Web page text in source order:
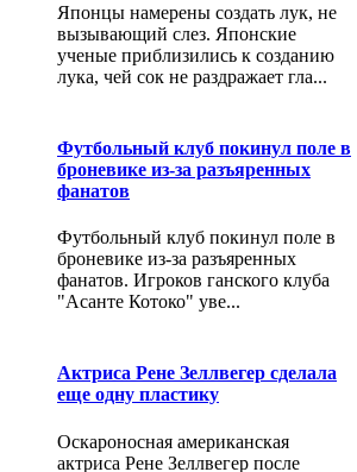
Японцы намерены создать лук, не
вызывающий слез. Японские
ученые приблизились к созданию
лука, чей сок не раздражает гла...
Футбольный клуб покинул поле в
броневике из-за разъяренных
фанатов
Футбольный клуб покинул поле в
броневике из-за разъяренных
фанатов. Игроков ганского клуба
"Асанте Котоко" уве...
Актриса Рене Зеллвегер сделала
еще одну пластику
Оскароносная американская
актриса Рене Зеллвегер после